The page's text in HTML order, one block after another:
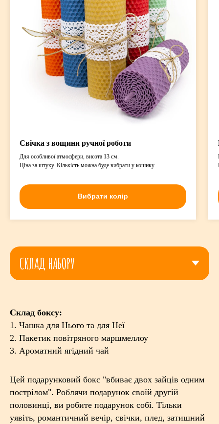
Свічка з вощини ручної роботи
Для особливої атмосфери, висота 13 см.
Ціна за штуку. Кількість можна буде вибрати у кошику.
Вибрати колір
Склад боксу:
1. Чашка для Нього та для Неї
2. Пакетик повітряного маршмеллоу
3. Ароматний ягідний чай
Цей подарунковий бокс "вбиває двох зайців одним
пострілом". Роблячи подарунок своїй другій
половинці, ви робите подарунок собі. Тільки
уявіть, романтичний вечір, свічки, плед, затишний